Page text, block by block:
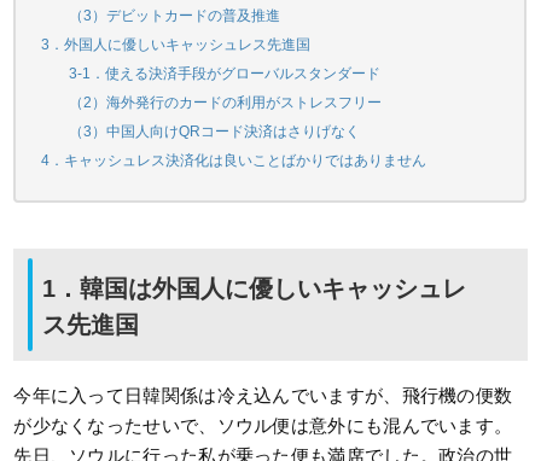
（3）デビットカードの普及推進
3．外国人に優しいキャッシュレス先進国
3-1．使える決済手段がグローバルスタンダード
（2）海外発行のカードの利用がストレスフリー
（3）中国人向けQRコード決済はさりげなく
4．キャッシュレス決済化は良いことばかりではありません
1．韓国は外国人に優しいキャッシュレ
ス先進国
今年に入って日韓関係は冷え込んでいますが、飛行機の便数
が少なくなったせいで、ソウル便は意外にも混んでいます。
先日、ソウルに行った私が乗った便も満席でした。政治の世